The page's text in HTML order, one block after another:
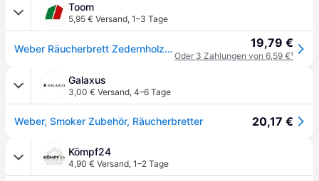
Toom
5,95 € Versand, 1–3 Tage
Weber Räucherbrett Zedernholz 30 x 15 x 0,8 cm, 2 Stück 19,79 €
Oder 3 Zahlungen von 6,59 €¹
Galaxus
3,00 € Versand, 4–6 Tage
Weber, Smoker Zubehör, Räucherbretter 20,17 €
Kömpf24
4,90 € Versand, 1–2 Tage